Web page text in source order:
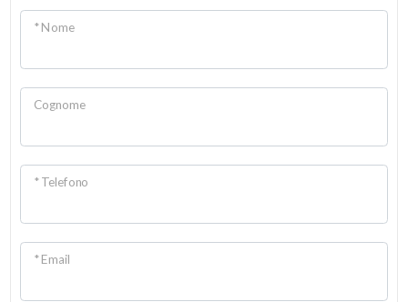
* Nome
Cognome
* Telefono
* Email